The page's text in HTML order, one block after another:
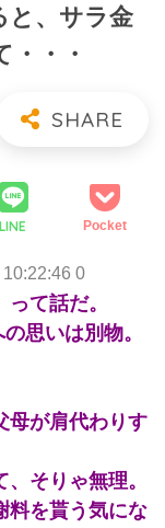
、サラ金
・・
LINE Pocket
0
て話だ。
思いは別物。
母が肩代わりす
そりゃ無理。
料を貰う気にな